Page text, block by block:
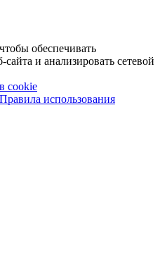
обеспечивать
и анализировать сетевой
cookie
Правила использования